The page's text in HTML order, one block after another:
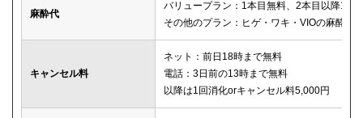
麻酔代
バリュープラン：1本目無料、2本目以降1本
その他のプラン：ヒゲ・ワキ・VIOの麻酔が
キャンセル料
ネット：前日18時まで無料
電話：3日前の13時まで無料
以降は1回消化orキャンセル料5,000円